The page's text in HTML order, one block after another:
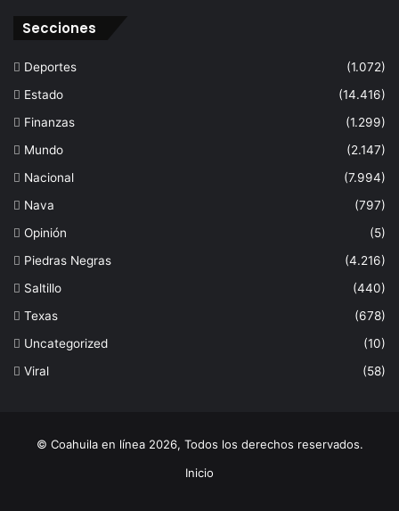
Secciones
Deportes
(1.072)
Estado
(14.416)
Finanzas
(1.299)
Mundo
(2.147)
Nacional
(7.994)
Nava
(797)
Opinión
(5)
Piedras Negras
(4.216)
Saltillo
(440)
Texas
(678)
Uncategorized
(10)
Viral
(58)
© Coahuila en línea 2026, Todos los derechos reservados.
Inicio